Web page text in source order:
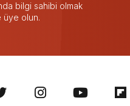
bilgi sahibi olmak
üye olun.